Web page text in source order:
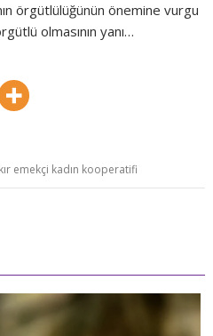
örgütlülüğünün önemine vurgu
olmasının yanı…
emekçi kadın kooperatifi